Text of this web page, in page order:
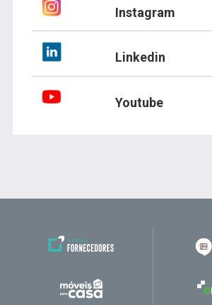
Instagram
Linkedin
Youtube